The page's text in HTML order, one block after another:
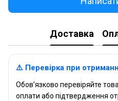
Доставка
⚠️ Перевірка при
Обов’язково перевіряйте
оплати або підтвердження